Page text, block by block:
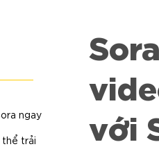
ngay
thể trải
với